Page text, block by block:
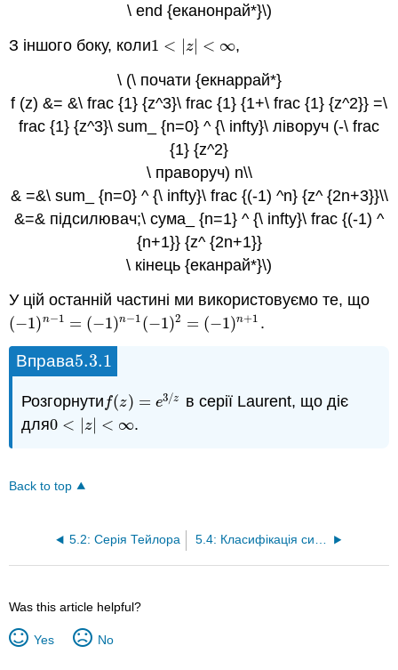
\ end {еканонрай*}\)
З іншого боку, коли1 < z| < ∞
1 <|z |< ∞
,
\ (\ почати {екнаррай*}
f (z) &= &\ frac {1} {z^3}\ frac {1} {1+\ frac {1} {z^2}} =\
frac {1} {z^3}\ sum_ {n=0} ^ {\ infty}\ ліворуч (-\ frac
{1} {z^2}
\ праворуч) n\\
& =&\ sum_ {n=0} ^ {\ infty}\ frac {(-1) ^n} {z^ {2n+3}}\\
&=& підсилювач;\ сума_ {n=1} ^ {\ infty}\ frac {(-1) ^
{n+1}} {z^ {2n+1}}
\ кінець {еканрай*}\)
У цій останній частині ми використовуємо те, що
(−1)n−1 = (−1)n−1(−1)2 = (−1)n+1
(−1)n−1 =( −1)n−1(−1)2= −1)n+1 .
Вправа5.3.1
5.3.1
Розгорнути f(z) = e3/z
f(z)= e3 /z
в серії Laurent, що діє
для0 < z| < ∞
0 <|z |< ∞ .
Back to top
5.2: Серія Тейлора 5.4: Класифікація сингулярностей
Was this article helpful?
Yes No